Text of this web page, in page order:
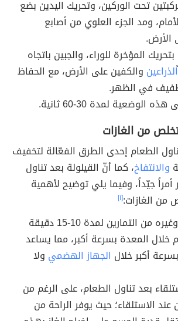
تحت الوركين، وتحريك اليدين بضع
ومد الجزء العلوي من أصابع
الأرض.
بتحريك المؤخرة للوراء، والجبين باتجاه
ّالذراعين والكفين على الأرض، مع الحفاظ
في الظهر.
الوضعية لمدة 30-60 ثانية.
من الغازات
الطعام إحدى الطرق الفعّالة لتخفيف
والانتفاخ، كما أنّ القيلولة بعد تناول
أمراً جيّداً، وفيما يلي توضيح لأهمية
من الغازات:[١]
وغيره من التمارين لمدة 10-15 دقيقة
خلال المعدة بسرعة أكبر، مما يساعد
أكبر خلال الجهاز الهضمي ولا
بعد تناول الطعام، على الرغم من
الاستلقاء؛ حيث يوفر الراحة من